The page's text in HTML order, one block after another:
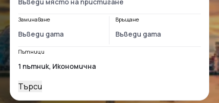
Заминаване Връщане
Пътници
Търси